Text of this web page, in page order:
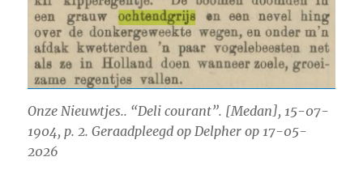
Onze Nieuwtjes.. “Deli courant”. [Medan], 15-07-
1904, p. 2. Geraadpleegd op Delpher op 17-05-
2026